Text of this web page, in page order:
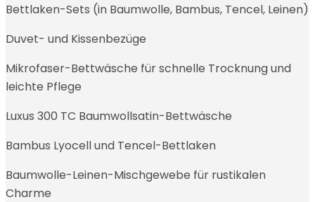
Bettlaken-Sets (in Baumwolle, Bambus, Tencel, Leinen)
Duvet- und Kissenbezüge
Mikrofaser-Bettwäsche für schnelle Trocknung und
leichte Pflege
Luxus 300 TC Baumwollsatin-Bettwäsche
Bambus Lyocell und Tencel-Bettlaken
Baumwolle-Leinen-Mischgewebe für rustikalen
Charme